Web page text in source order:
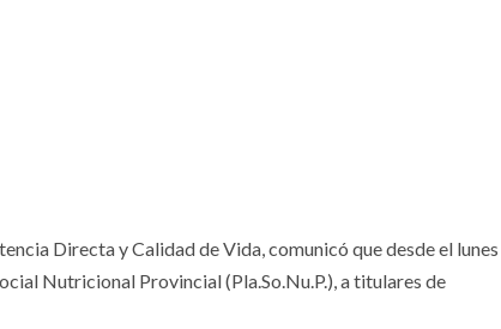
Directa y Calidad de Vida, comunicó que desde el lunes
Nutricional Provincial (Pla.So.Nu.P.), a titulares de